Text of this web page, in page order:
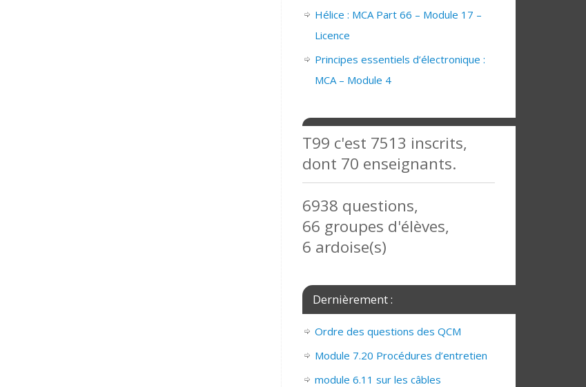
Hélice : MCA Part 66 – Module 17 –
Licence
Principes essentiels d’électronique :
MCA – Module 4
T99 c'est 7513 inscrits,
dont 70 enseignants.
6938 questions,
66 groupes d'élèves,
6 ardoise(s)
Dernièrement :
Ordre des questions des QCM
Module 7.20 Procédures d’entretien
module 6.11 sur les câbles